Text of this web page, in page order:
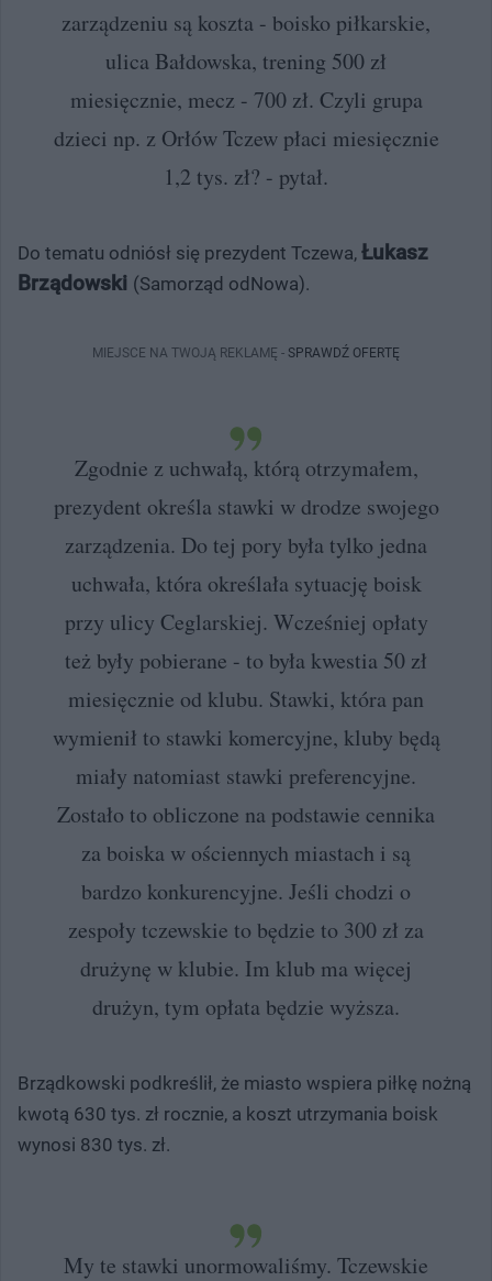
zarządzeniu są koszta - boisko piłkarskie,
ulica Bałdowska, trening 500 zł
miesięcznie, mecz - 700 zł. Czyli grupa
dzieci np. z Orłów Tczew płaci miesięcznie
1,2 tys. zł? - pytał.
Do tematu odniósł się prezydent Tczewa, Łukasz
Brządowski (Samorząd odNowa).
MIEJSCE NA TWOJĄ REKLAMĘ - SPRAWDŹ OFERTĘ
Zgodnie z uchwałą, którą otrzymałem,
prezydent określa stawki w drodze swojego
zarządzenia. Do tej pory była tylko jedna
uchwała, która określała sytuację boisk
przy ulicy Ceglarskiej. Wcześniej opłaty
też były pobierane - to była kwestia 50 zł
miesięcznie od klubu. Stawki, która pan
wymienił to stawki komercyjne, kluby będą
miały natomiast stawki preferencyjne.
Zostało to obliczone na podstawie cennika
za boiska w ościennych miastach i są
bardzo konkurencyjne. Jeśli chodzi o
zespoły tczewskie to będzie to 300 zł za
drużynę w klubie. Im klub ma więcej
drużyn, tym opłata będzie wyższa.
Brządkowski podkreślił, że miasto wspiera piłkę nożną
kwotą 630 tys. zł rocznie, a koszt utrzymania boisk
wynosi 830 tys. zł.
My te stawki unormowaliśmy. Tczewskie